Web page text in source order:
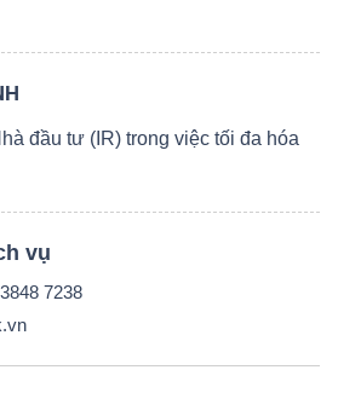
đầu tư (IR) trong việc tối đa hóa
vụ
7238